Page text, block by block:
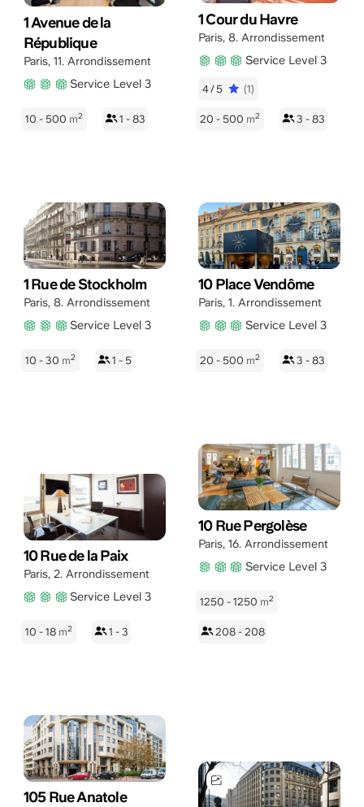
1 Avenue de la
République
Paris, 11. Arrondissement
Service Level 3
10 - 500 m2 1 - 83
1 Cour du Havre
Paris, 8. Arrondissement
Service Level 3
4/5 (1)
20 - 500 m2 3 - 83
1 Rue de Stockholm
Paris, 8. Arrondissement
Service Level 3
10 - 30 m2 1 - 5
10 Place Vendôme
Paris, 1. Arrondissement
Service Level 3
20 - 500 m2 3 - 83
10 Rue de la Paix
Paris, 2. Arrondissement
Service Level 3
10 - 18 m2 1 - 3
10 Rue Pergolèse
Paris, 16. Arrondissement
Service Level 3
1250 - 1250 m2
208 - 208
105 Rue Anatole